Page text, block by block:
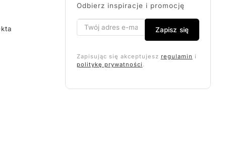
Odbierz inspiracje i promocję
Zapisz się
Zapisując się akceptujesz regulamin i
politykę prywatności .